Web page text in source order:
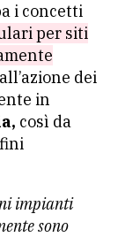
i concetti
per siti
dei
in
così da
impianti
sono